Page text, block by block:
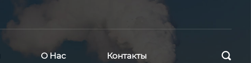
О Нас Контакты 